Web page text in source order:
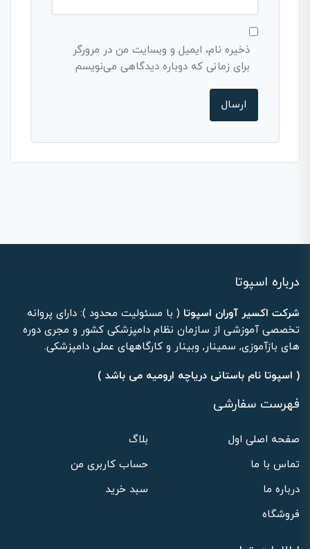
ذخیره نام، ایمیل و وبسایت من در مرورگر
برای زمانی که دوباره دیدگاهی می‌نویسم.
درباره اسپوتا
شرکت اکسیر آوران اسپوتا ( با مسئولیت محدود ): دارای پروانه
تخصصی آموزشی از سازمان نظام دامپزشکی کشور و مجری دوره
های بازآموزی, سمینار, وبینار و کارگاههای عملی دامپزشکی.
( اسپوتا نام باستانی دریاچه ارومیه می باشد )
فهرست سفارشی
صفحه اصلی اول
بلاگ
تماس با ما
حساب کاربری من
درباره ما
سبد خرید
فروشگاه